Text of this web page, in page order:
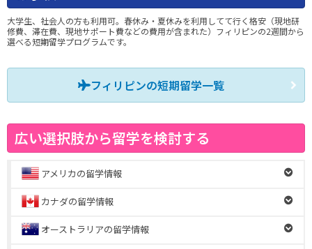
大学生、社会人の方も利用可。春休み・夏休みを利用してて行く格安（現地研
修費、滞在費、現地サポート費などの費用が含まれた）フィリピンの2週間から
選べる短期留学プログラムです。
フィリピンの短期留学一覧
広い選択肢から留学を検討する
アメリカの留学情報
カナダの留学情報
オーストラリアの留学情報